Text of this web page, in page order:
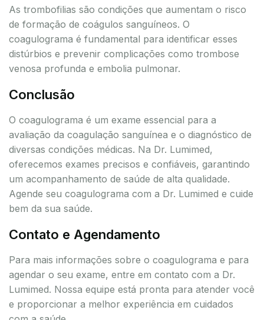
As trombofilias são condições que aumentam o risco
de formação de coágulos sanguíneos. O
coagulograma é fundamental para identificar esses
distúrbios e prevenir complicações como trombose
venosa profunda e embolia pulmonar.
Conclusão
O coagulograma é um exame essencial para a
avaliação da coagulação sanguínea e o diagnóstico de
diversas condições médicas. Na Dr. Lumimed,
oferecemos exames precisos e confiáveis, garantindo
um acompanhamento de saúde de alta qualidade.
Agende seu coagulograma com a Dr. Lumimed e cuide
bem da sua saúde.
Contato e Agendamento
Para mais informações sobre o coagulograma e para
agendar o seu exame, entre em contato com a Dr.
Lumimed. Nossa equipe está pronta para atender você
e proporcionar a melhor experiência em cuidados